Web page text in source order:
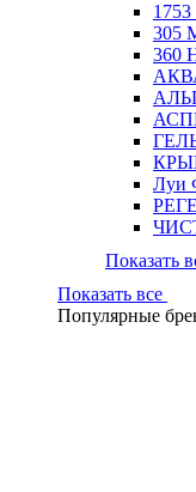
305
360
Луи
Показать
Показать все
Популярные